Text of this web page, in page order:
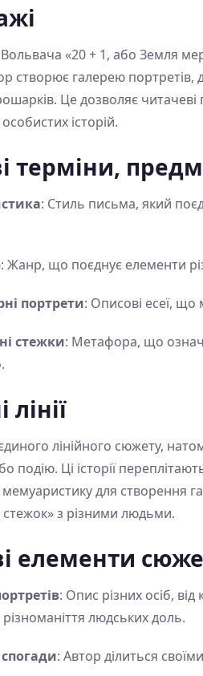
«20 + 1, або Земля
створює галерею портретів,
Це дозволяє
історій.
терміни,
: Стиль письма, який
: Жанр, що поєднує елементи
портрети: Описові есеї, що
стежки: Метафора, що
лінійного сюжету,
подію. Ці історії
для створення
з різними людьми.
елементи
: Опис різних осіб,
людських доль.
: Автор ділиться